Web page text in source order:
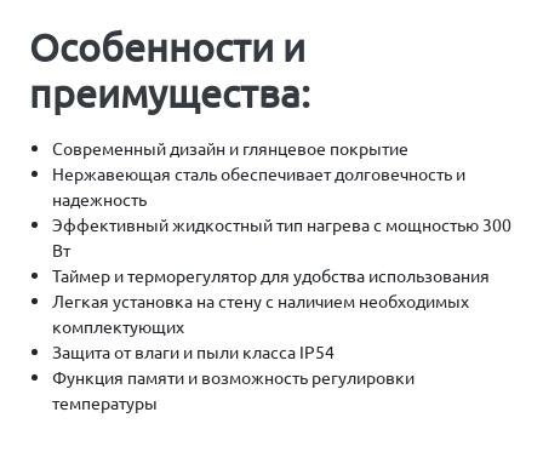
Особенности и
преимущества:
Современный дизайн и глянцевое покрытие
Нержавеющая сталь обеспечивает долговечность и
надежность
Эффективный жидкостный тип нагрева с мощностью 300
Вт
Таймер и терморегулятор для удобства использования
Легкая установка на стену с наличием необходимых
комплектующих
Защита от влаги и пыли класса IP54
Функция памяти и возможность регулировки
температуры